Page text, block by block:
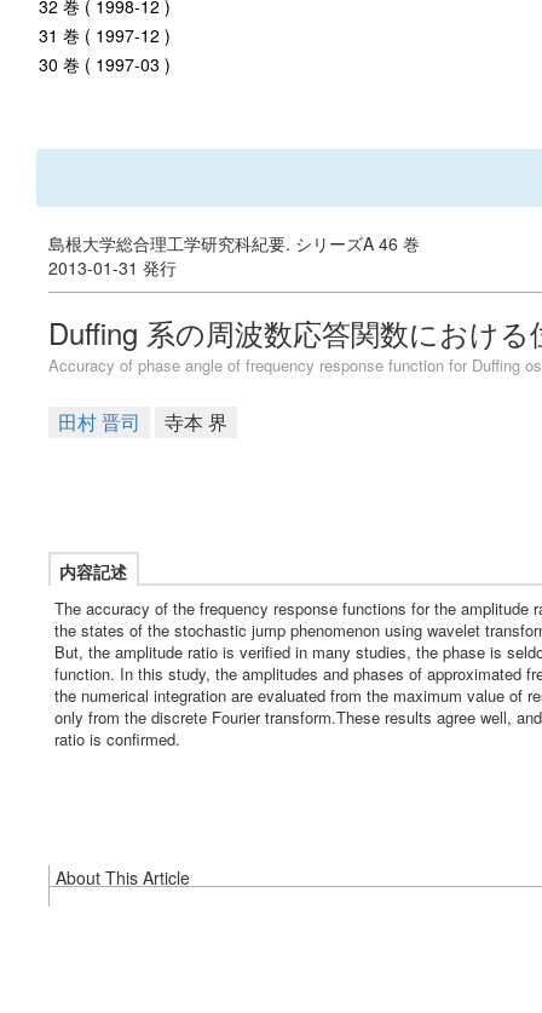
32 巻 ( 1998-12 )
31 巻 ( 1997-12 )
30 巻 ( 1997-03 )
島根大学総合理工学研究科紀要. シリーズA 46 巻
2013-01-31 発行
Duffing 系の周波数応答関数におけ
Accuracy of phase angle of frequency response function for Duffing
田村 晋司 寺本 界
内容記述
The accuracy of the frequency response functions for the
the states of the stochastic jump phenomenon using wavelet
But, the amplitude ratio is verified in many studies, the phase is
function. In this study, the amplitudes and phases of approximated
the numerical integration are evaluated from the maximum value of
only from the discrete Fourier transform.These results agree well,
ratio is confirmed.
About This Article